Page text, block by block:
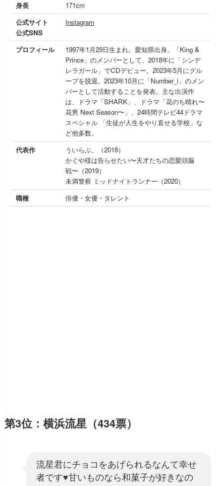
身長
171cm
公式サイト
公式SNS
Instagram
プロフィール
1997年1月29日生まれ。愛知県出身。「King &
Prince」のメンバーとして、2018年に「シンデ
レラガール」でCDデビュー。2023年5月にグル
ープを脱退。2023年10月に「Number_i」のメン
バーとして活動することを発表。主な出演作
は、ドラマ「SHARK」、ドラマ「花のち晴れ〜
花男 Next Season〜」、24時間テレビ44ドラマ
スペシャル 「生徒が人生をやり直せる学校」な
ど他多数。
代表作
ういらぶ。（2018）
かぐや様は告らせたい〜天才たちの恋愛頭脳
戦〜（2019）
未満警察 ミッドナイトランナー（2020）
職種
俳優・女優・タレント
第3位：横浜流星（434票）
流星君にチョコをあげられるなんて幸せ
者です♥️甘いものなら和菓子が好きなの